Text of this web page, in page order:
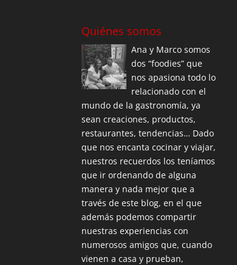
Quiénes somos
Ana y Marco somos
dos “foodies” que
nos apasiona todo lo
relacionado con el
mundo de la gastronomía, ya
sean creaciones, productos,
restaurantes, tendencias… Dado
que nos encanta cocinar y viajar,
nuestros recuerdos los teníamos
que ir ordenando de alguna
manera y nada mejor que a
través de este blog, en el que
además podemos compartir
nuestras experiencias con
numerosos amigos que, cuando
vienen a casa y prueban,